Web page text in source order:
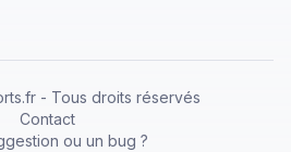
- Tous droits réservés
Contact
ou un bug ?